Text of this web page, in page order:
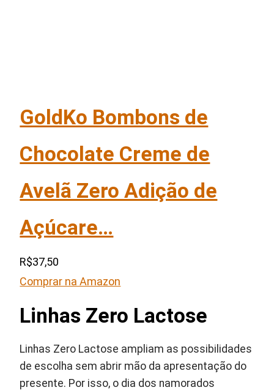
GoldKo Bombons de
Chocolate Creme de
Avelã Zero Adição de
Açúcare…
R$37,50
Comprar na Amazon
Linhas Zero Lactose
Linhas Zero Lactose ampliam as possibilidades
de escolha sem abrir mão da apresentação do
presente. Por isso, o dia dos namorados